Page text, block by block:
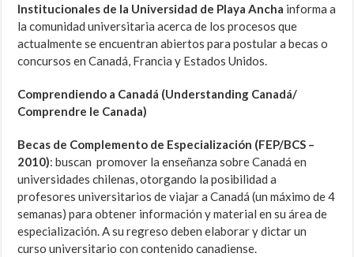
Institucionales de la Universidad de Playa Ancha informa a
la comunidad universitaria acerca de los procesos que
actualmente se encuentran abiertos para postular a becas o
concursos en Canadá, Francia y Estados Unidos.
Comprendiendo a Canadá (Understanding Canadá/
Comprendre le Canada)
Becas de Complemento de Especialización (FEP/BCS –
2010): buscan promover la enseñanza sobre Canadá en
universidades chilenas, otorgando la posibilidad a
profesores universitarios de viajar a Canadá (un máximo de 4
semanas) para obtener información y material en su área de
especialización. A su regreso deben elaborar y dictar un
curso universitario con contenido canadiense.